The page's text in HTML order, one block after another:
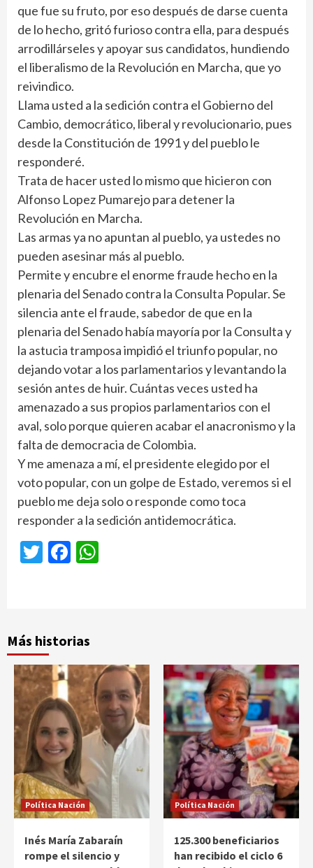
que fue su fruto, por eso después de darse cuenta
de lo hecho, gritó furioso contra ella, para después
arrodillárseles y apoyar sus candidatos, hundiendo
el liberalismo de la Revolución en Marcha, que yo
reivindico.
Llama usted a la sedición contra el Gobierno del
Cambio, democrático, liberal y revolucionario, pues
desde la Constitución de 1991 y del pueblo le
responderé.
Trata de hacer usted lo mismo que hicieron con
Alfonso Lopez Pumarejo para detener la
Revolución en Marcha.
Las armas ya no apuntan al pueblo, ya ustedes no
pueden asesinar más al pueblo.
Permite y encubre el enorme fraude hecho en la
plenaria del Senado contra la Consulta Popular. Se
silencia ante el fraude, sabedor de que en la
plenaria del Senado había mayoría por la Consulta y
la astucia tramposa impidió el triunfo popular, no
dejando votar a los parlamentarios y levantando la
sesión antes de huir. Cuántas veces usted ha
amenazado a sus propios parlamentarios con el
aval, solo porque quieren acabar el anacronismo y la
falta de democracia de Colombia.
Y me amenaza a mí, el presidente elegido por el
voto popular, con un golpe de Estado, veremos si el
pueblo me deja solo o responde como toca
responder a la sedición antidemocrática.
TwitterFacebook
Más historias
Política Nación
Inés María Zabaraín
rompe el silencio y
Política Nación
125.300 beneficiarios
han recibido el ciclo 6